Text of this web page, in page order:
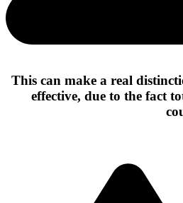
This can make a real
effective, due to the fact